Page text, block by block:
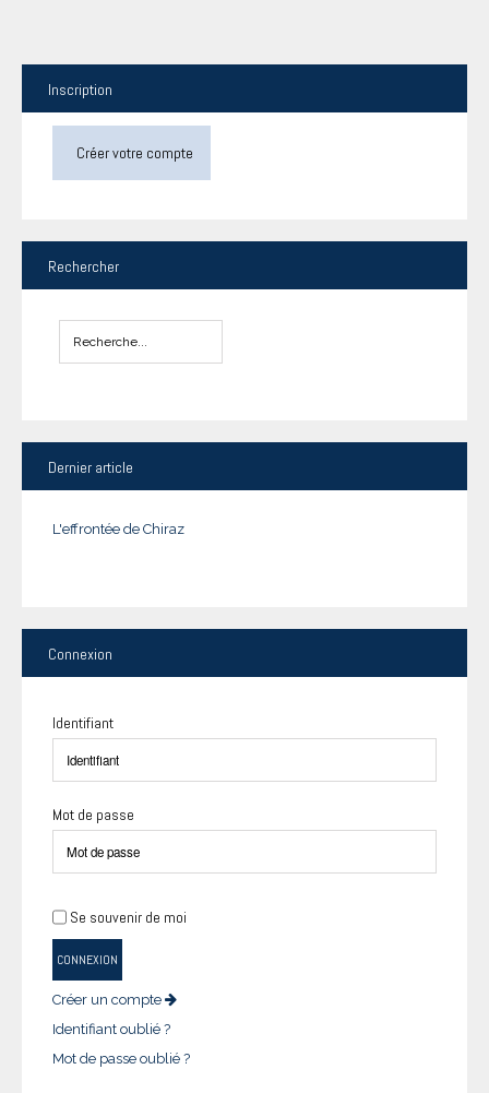
Inscription
Créer votre compte
Rechercher
Dernier article
L'effrontée de Chiraz
Connexion
Identifiant
Mot de passe
Se souvenir de moi
CONNEXION
Créer un compte
Identifiant oublié ?
Mot de passe oublié ?